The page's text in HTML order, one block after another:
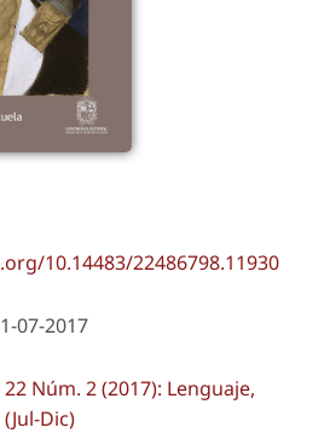
10.14483/22486798.11930
07-2017
22 Núm. 2 (2017): Lenguaje,
Dic)